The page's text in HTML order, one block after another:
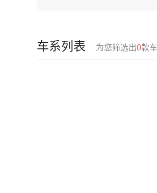
车系列表 为您筛选出0款